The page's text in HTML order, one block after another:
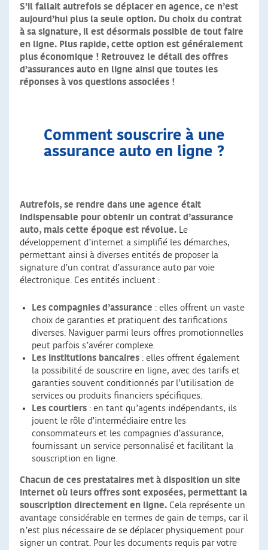
S’il fallait autrefois se déplacer en agence, ce n’est
aujourd’hui plus la seule option. Du choix du contrat
à sa signature, il est désormais possible de tout faire
en ligne. Plus rapide, cette option est généralement
plus économique ! Retrouvez le détail des offres
d’assurances auto en ligne ainsi que toutes les
réponses à vos questions associées !
Comment souscrire à une
assurance auto en ligne ?
Autrefois, se rendre dans une agence était
indispensable pour obtenir un contrat d’assurance
auto, mais cette époque est révolue. Le
développement d’internet a simplifié les démarches,
permettant ainsi à diverses entités de proposer la
signature d’un contrat d’assurance auto par voie
électronique. Ces entités incluent :
Les compagnies d’assurance : elles offrent un vaste
choix de garanties et pratiquent des tarifications
diverses. Naviguer parmi leurs offres promotionnelles
peut parfois s’avérer complexe.
Les institutions bancaires : elles offrent également
la possibilité de souscrire en ligne, avec des tarifs et
garanties souvent conditionnés par l’utilisation de
services ou produits financiers spécifiques.
Les courtiers : en tant qu’agents indépendants, ils
jouent le rôle d’intermédiaire entre les
consommateurs et les compagnies d’assurance,
fournissant un service personnalisé et facilitant la
souscription en ligne.
Chacun de ces prestataires met à disposition un site
internet où leurs offres sont exposées, permettant la
souscription directement en ligne. Cela représente un
avantage considérable en termes de gain de temps, car il
n’est plus nécessaire de se déplacer physiquement pour
signer un contrat. Pour les documents requis par votre